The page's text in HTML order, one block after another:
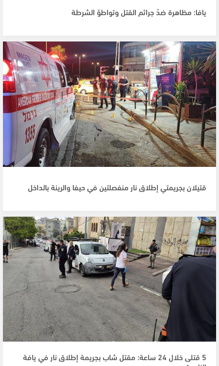
يافا: مظاهرة ضدّ جرائم القتل وتواطؤ الشرطة
قتيلان بجريمتي إطلاق نار منفصلتين في حيفا والرينة بالداخل
5 قتلى خلال 24 ساعة: مقتل شاب بجريمة إطلاق نار في يافة